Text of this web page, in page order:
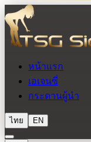
หน้าแรก
เอเจนซี่
กระดานผู้นำ
ไทย EN